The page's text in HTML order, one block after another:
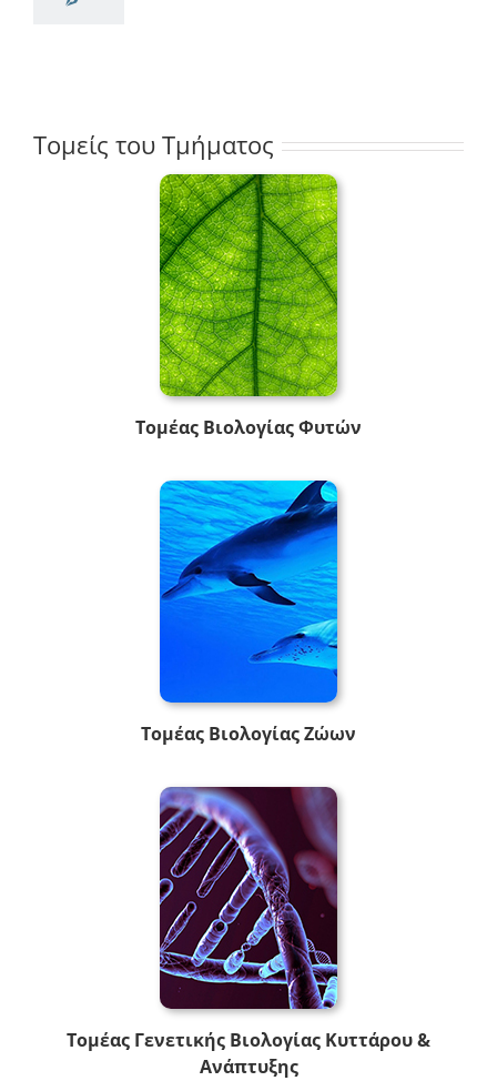
Τομείς του Τμήματος
Τομέας Βιολογίας Φυτών
Τομέας Βιολογίας Ζώων
Τομέας Γενετικής Βιολογίας Κυττάρου &
Ανάπτυξης